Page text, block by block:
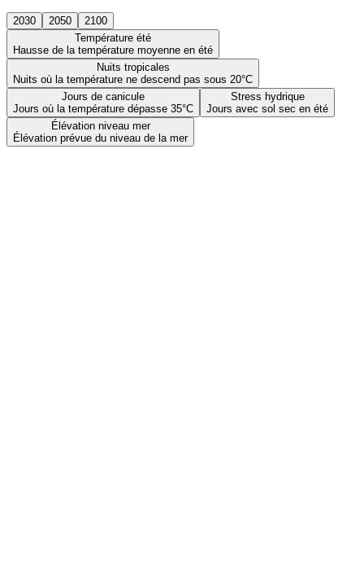
2030 2050
2100
Température été
Hausse de la température moyenne en été
Nuits tropicales
Nuits où la température ne descend pas sous 20°C
Jours de canicule
Jours où la température dépasse 35°C
Stress hydrique
Jours avec sol sec en été
Élévation niveau mer
Élévation prévue du niveau de la mer